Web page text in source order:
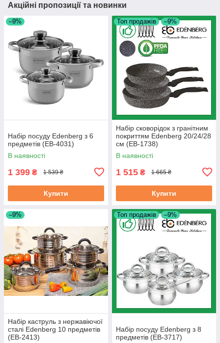
Акційні пропозиції та новинки
–9%
Набір посуду Edenberg з 6
предметів (EB-4031)
В наявності
1 399 ₴ 1 539 ₴
Купити
Топ продажів –9%
Набір сковорідок з гранітним
покриттям Edenberg 20/24/28
см (EB-1738)
В наявності
1 515 ₴ 1 665 ₴
Купити
–9%
Набір каструль з нержавіючої
сталі Edenberg 10 предметів
(EB-2413)
Топ продажів –9%
Набір посуду Edenberg з 8
предметів (EB-3717)